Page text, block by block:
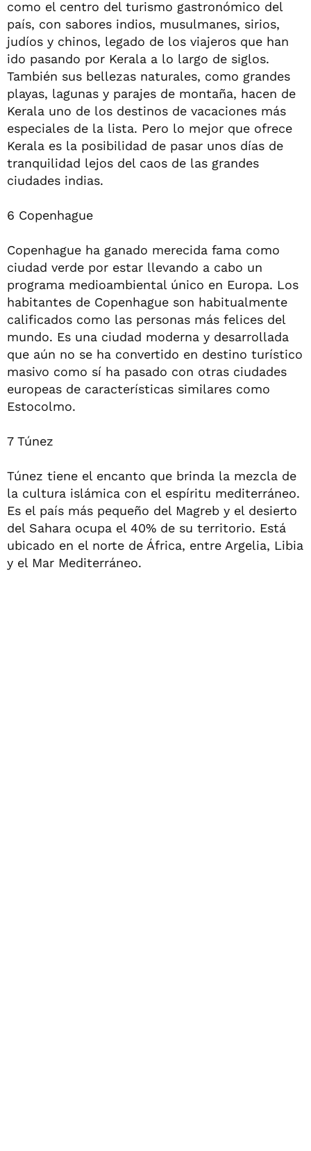
como el centro del turismo gastronómico del
país, con sabores indios, musulmanes, sirios,
judíos y chinos, legado de los viajeros que han
ido pasando por Kerala a lo largo de siglos.
También sus bellezas naturales, como grandes
playas, lagunas y parajes de montaña, hacen de
Kerala uno de los destinos de vacaciones más
especiales de la lista. Pero lo mejor que ofrece
Kerala es la posibilidad de pasar unos días de
tranquilidad lejos del caos de las grandes
ciudades indias.
6 Copenhague
Copenhague ha ganado merecida fama como
ciudad verde por estar llevando a cabo un
programa medioambiental único en Europa. Los
habitantes de Copenhague son habitualmente
calificados como las personas más felices del
mundo. Es una ciudad moderna y desarrollada
que aún no se ha convertido en destino turístico
masivo como sí ha pasado con otras ciudades
europeas de características similares como
Estocolmo.
7 Túnez
Túnez tiene el encanto que brinda la mezcla de
la cultura islámica con el espíritu mediterráneo.
Es el país más pequeño del Magreb y el desierto
del Sahara ocupa el 40% de su territorio. Está
ubicado en el norte de África, entre Argelia, Libia
y el Mar Mediterráneo.